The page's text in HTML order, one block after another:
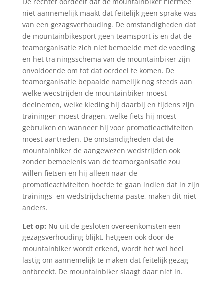
niet aannemelijk maakt dat feitelijk geen sprake was
van een gezagsverhouding. De omstandigheden dat
de mountainbikesport geen teamsport is en dat de
teamorganisatie zich niet bemoeide met de voeding
en het trainingsschema van de mountainbiker zijn
onvoldoende om tot dat oordeel te komen. De
teamorganisatie bepaalde namelijk nog steeds aan
welke wedstrijden de mountainbiker moest
deelnemen, welke kleding hij daarbij en tijdens zijn
trainingen moest dragen, welke fiets hij moest
gebruiken en wanneer hij voor promotieactiviteiten
moest aantreden. De omstandigheden dat de
mountainbiker de aangewezen wedstrijden ook
zonder bemoeienis van de teamorganisatie zou
willen fietsen en hij alleen naar de
promotieactiviteiten hoefde te gaan indien dat in zijn
trainings- en wedstrijdschema paste, maken dit niet
anders.
Let op: Nu uit de gesloten overeenkomsten een
gezagsverhouding blijkt, hetgeen ook door de
mountainbiker wordt erkend, wordt het wel heel
lastig om aannemelijk te maken dat feitelijk gezag
ontbreekt. De mountainbiker slaagt daar niet in.